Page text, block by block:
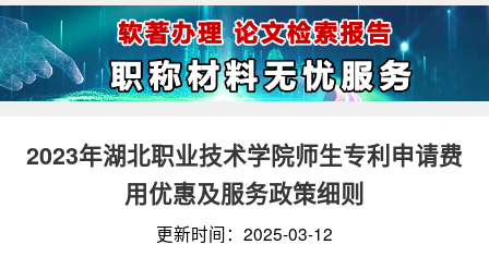
2023年湖北职业技术学院师生专利申请费
用优惠及服务政策细则
更新时间：2025-03-12